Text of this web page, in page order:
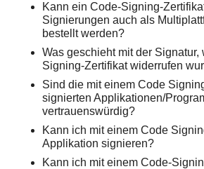
Kann ein Code-Signing-
Signierungen auch als
bestellt werden?
Was geschieht mit der Signatur,
Signing-Zertifikat widerrufen
Sind die mit einem Code
signierten Applikationen/
vertrauenswürdig?
Kann ich mit einem Code
Applikation signieren?
Kann ich mit einem Code-